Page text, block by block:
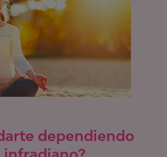
dependiendo